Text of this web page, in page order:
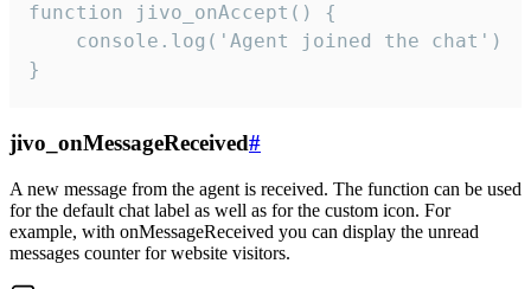
function jivo_onAccept() {
}
jivo_onMessageReceived#
A new message from the agent is received. The function can be used
for the default chat label as well as for the custom icon. For
example, with onMessageReceived you can display the unread
messages counter for website visitors.